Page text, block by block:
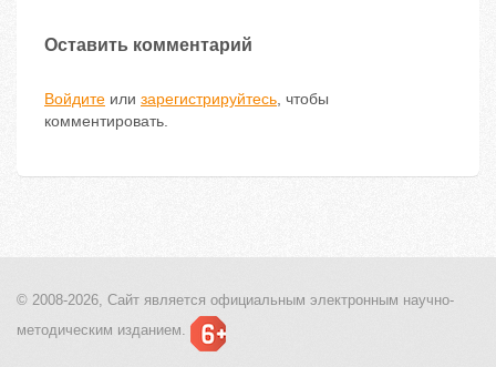
Оставить комментарий
Войдите или зарегистрируйтесь, чтобы
комментировать.
© 2008-2026, Сайт является официальным электронным научно-
методическим изданием.